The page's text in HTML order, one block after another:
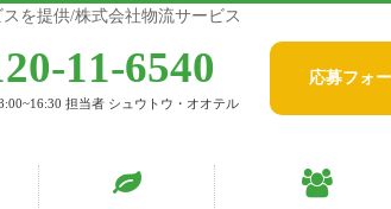
を提供/株式会社物流サービス
応募フォ
11-6540
担当者 シュウトウ・オオテル